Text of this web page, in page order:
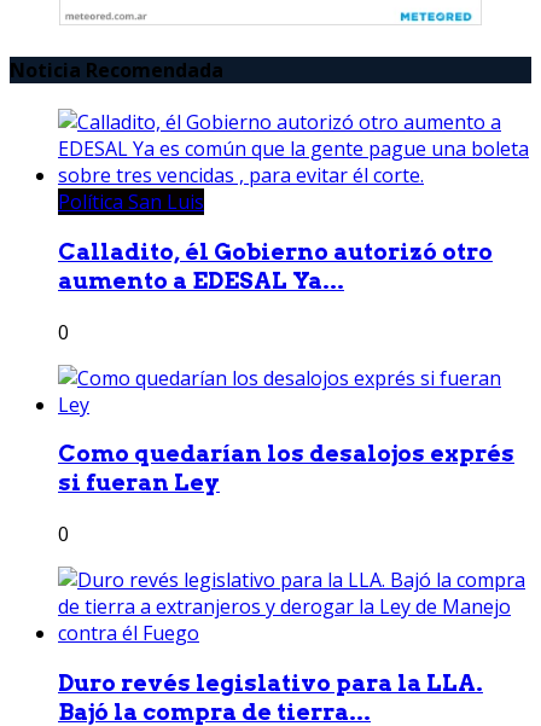
Noticia Recomendada
Política San Luis
Calladito, él Gobierno autorizó otro
aumento a EDESAL Ya...
0
Como quedarían los desalojos exprés
si fueran Ley
0
Duro revés legislativo para la LLA.
Bajó la compra de tierra...